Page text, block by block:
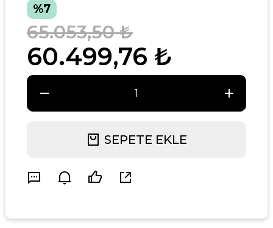
%7
60.499,76 ₺
65.053,50 ₺
SEPETE EKLE